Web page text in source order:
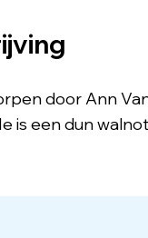
door Ann
is een dun